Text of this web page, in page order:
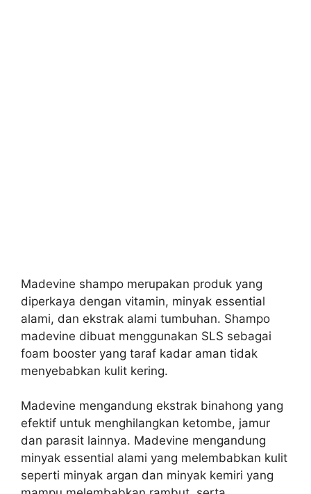
Madevine shampo merupakan produk yang
diperkaya dengan vitamin, minyak essential
alami, dan ekstrak alami tumbuhan. Shampo
madevine dibuat menggunakan SLS sebagai
foam booster yang taraf kadar aman tidak
menyebabkan kulit kering.
Madevine mengandung ekstrak binahong yang
efektif untuk menghilangkan ketombe, jamur
dan parasit lainnya. Madevine mengandung
minyak essential alami yang melembabkan kulit
seperti minyak argan dan minyak kemiri yang